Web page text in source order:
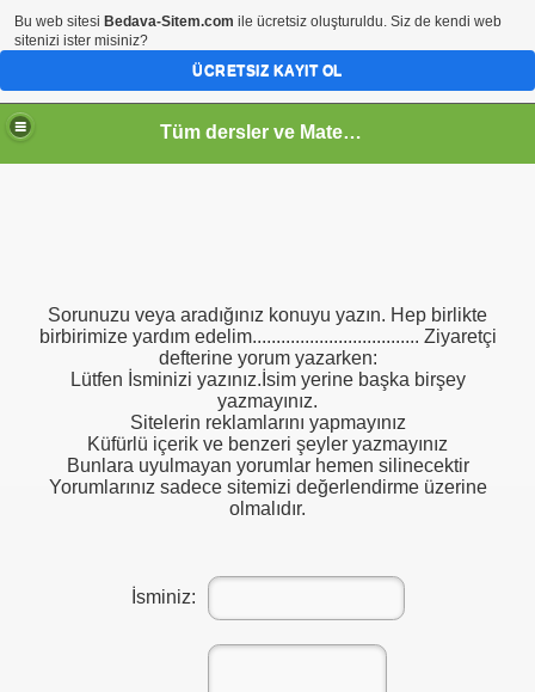
Tüm dersler ve Matematik
Sorunuzu veya aradığınız konuyu yazın. Hep birlikte
birbirimize yardım edelim................................... Ziyaretçi
defterine yorum yazarken:
Lütfen İsminizi yazınız.İsim yerine başka birşey
yazmayınız.
Sitelerin reklamlarını yapmayınız
Küfürlü içerik ve benzeri şeyler yazmayınız
Bunlara uyulmayan yorumlar hemen silinecektir
Yorumlarınız sadece sitemizi değerlendirme üzerine
olmalıdır.
İsminiz:
Bu web sitesi Bedava-Sitem.com ile ücretsiz oluşturuldu. Siz de kendi web
sitenizi ister misiniz?
ÜCRETSIZ KAYIT OL